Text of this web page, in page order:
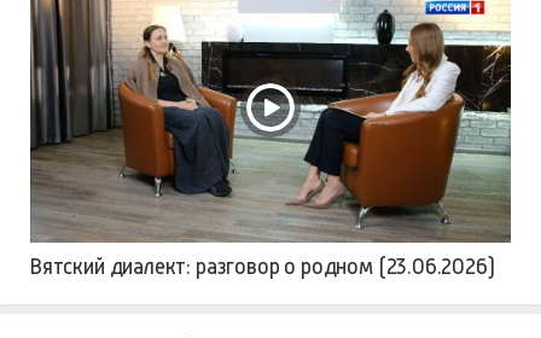
Вятский диалект: разговор о родном (23.06.2026)